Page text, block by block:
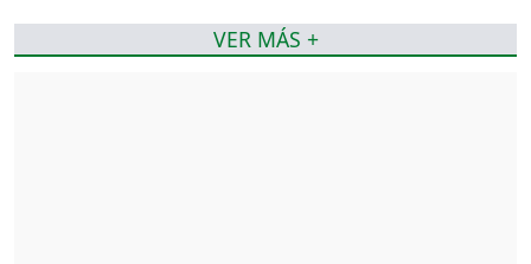
VER MÁS +